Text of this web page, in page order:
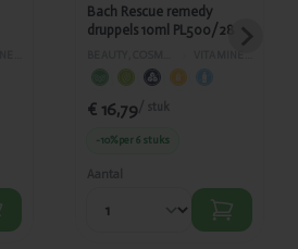
Bach Rescue remedy
druppels 10ml PL500/28
€ 16,79/ stuk
-10%per 6 stuks
Aantal